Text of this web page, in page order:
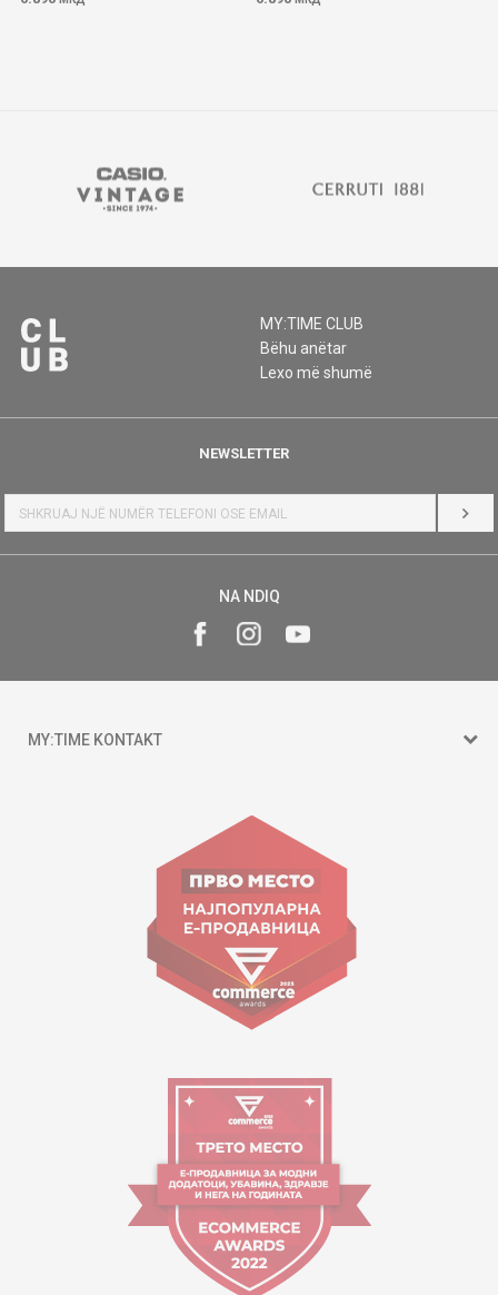
MY:TIME CLUB
Bëhu anëtar
Lexo më shumë
NEWSLETTER
HYR
NA NDIQ
MY:TIME KONTAKT
Goce Nikolovski 74 Shkup
contact@mytime.mk
Orari i punës:
09:00 - 17:00